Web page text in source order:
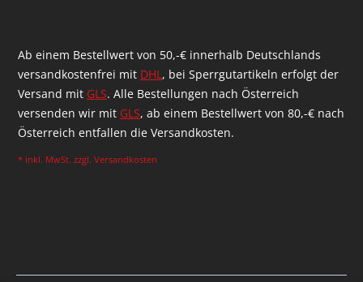
Ab einem Bestellwert von 50,-€ innerhalb Deutschlands
versandkostenfrei mit DHL, bei Sperrgutartikeln erfolgt der
Versand mit GLS. Alle Bestellungen nach Österreich
versenden wir mit GLS, ab einem Bestellwert von 80,-€ nach
Österreich entfallen die Versandkosten.
* inkl. MwSt. zzgl. Versandkosten